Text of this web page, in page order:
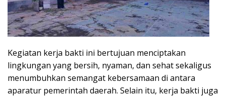
Kegiatan kerja bakti ini bertujuan menciptakan
lingkungan yang bersih, nyaman, dan sehat sekaligus
menumbuhkan semangat kebersamaan di antara
aparatur pemerintah daerah. Selain itu, kerja bakti juga